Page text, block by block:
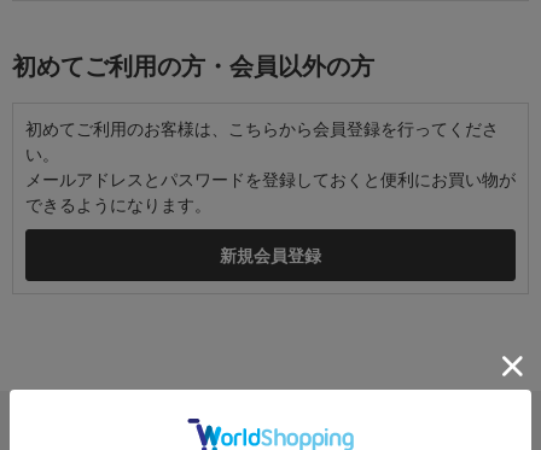
初めてご利用の方・会員以外の方
初めてご利用のお客様は、こちらから会員登録を行ってくださ
い。
メールアドレスとパスワードを登録しておくと便利にお買い物が
できるようになります。